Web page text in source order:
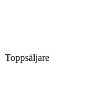
Toppsäljare